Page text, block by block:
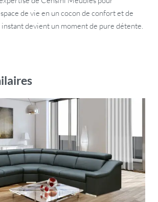
de vie en un cocon de confort et de
devient un moment de pure détente.